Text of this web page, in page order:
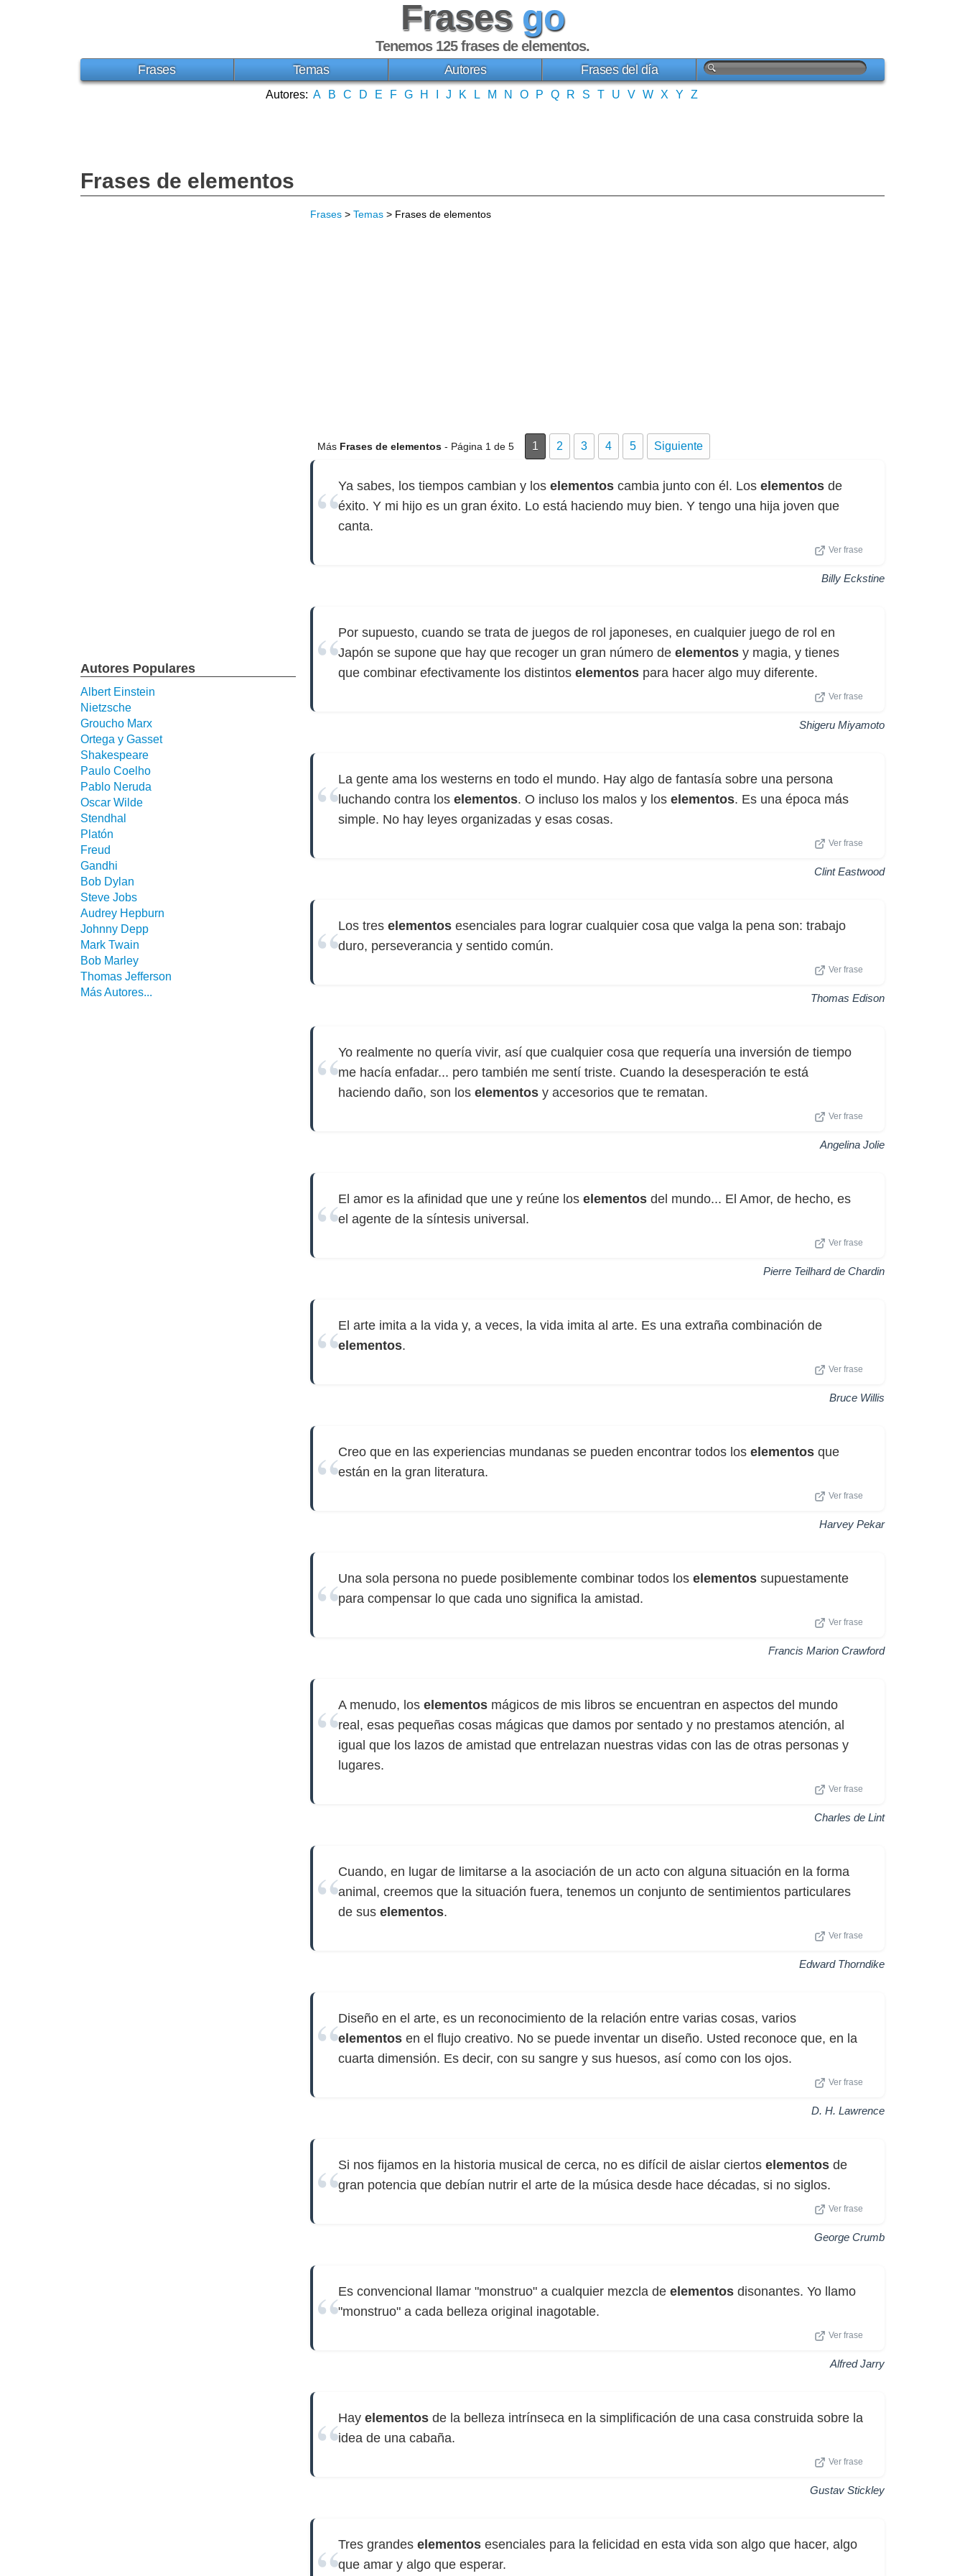
Frases go
Tenemos 125frases de elementos.
Frases Temas Autores Frases del día
Autores: A B C D E F G H J K L M N O P Q R S T U V W X Y Z
Frases de elementos
Frases > Temas > Frases de elementos
Más Frases de elementos - Página 1 de 5 1 2 3 4 5 Siguiente
Ya sabes, los tiempos cambian y los elementos cambia junto con él. Los elementos de
éxito. Y mi hijo es un gran éxito. Lo está haciendo muy bien. Y tengo una hija joven que
canta.
Ver frase
Billy Eckstine
Por supuesto, cuando se trata de juegos de rol japoneses, en cualquier juego de rol en
Japón se supone que hay que recoger un gran número de elementos y magia, y tienes
que combinar efectivamente los distintos elementos para hacer algo muy diferente.
Ver frase
Shigeru Miyamoto
La gente ama los westerns en todo el mundo. Hay algo de fantasía sobre una persona
luchando contra los elementos. O incluso los malos y los elementos. Es una época más
simple. No hay leyes organizadas y esas cosas.
Ver frase
Clint Eastwood
Los tres elementos esenciales para lograr cualquier cosa que valga la pena son: trabajo
duro, perseverancia y sentido común.
Ver frase
Thomas Edison
Yo realmente no quería vivir, así que cualquier cosa que requería una inversión de tiempo
me hacía enfadar... pero también me sentí triste. Cuando la desesperación te está
haciendo daño, son los elementos y accesorios que te rematan.
Ver frase
Angelina Jolie
El amor es la afinidad que une y reúne los elementos del mundo... El Amor, de hecho, es
el agente de la síntesis universal.
Ver frase
Pierre Teilhard de Chardin
El arte imita a la vida y, a veces, la vida imita al arte. Es una extraña combinación de
elementos.
Ver frase
Bruce Willis
Creo que en las experiencias mundanas se pueden encontrar todos los elementos que
están en la gran literatura.
Ver frase
Harvey Pekar
Una sola persona no puede posiblemente combinar todos los elementos supuestamente
para compensar lo que cada uno significa la amistad.
Ver frase
Francis Marion Crawford
A menudo, los elementos mágicos de mis libros se encuentran en aspectos del mundo
real, esas pequeñas cosas mágicas que damos por sentado y no prestamos atención, al
igual que los lazos de amistad que entrelazan nuestras vidas con las de otras personas y
lugares.
Ver frase
Charles de Lint
Cuando, en lugar de limitarse a la asociación de un acto con alguna situación en la forma
animal, creemos que la situación fuera, tenemos un conjunto de sentimientos particulares
de sus elementos.
Ver frase
Edward Thorndike
Diseño en el arte, es un reconocimiento de la relación entre varias cosas, varios
elementos en el flujo creativo. No se puede inventar un diseño. Usted reconoce que, en la
cuarta dimensión. Es decir, con su sangre y sus huesos, así como con los ojos.
Ver frase
D. H. Lawrence
Si nos fijamos en la historia musical de cerca, no es difícil de aislar ciertos elementos de
gran potencia que debían nutrir el arte de la música desde hace décadas, si no siglos.
Ver frase
George Crumb
Es convencional llamar "monstruo" a cualquier mezcla de elementos disonantes. Yo llamo
"monstruo" a cada belleza original inagotable.
Ver frase
Alfred Jarry
Hay elementos de la belleza intrínseca en la simplificación de una casa construida sobre la
idea de una cabaña.
Ver frase
Gustav Stickley
Tres grandes elementos esenciales para la felicidad en esta vida son algo que hacer, algo
que amar y algo que esperar.
Autores Populares
Albert Einstein
Nietzsche
Groucho Marx
Ortega y Gasset
Shakespeare
Paulo Coelho
Pablo Neruda
Oscar Wilde
Stendhal
Platón
Freud
Gandhi
Bob Dylan
Steve Jobs
Audrey Hepburn
Johnny Depp
Mark Twain
Bob Marley
Thomas Jefferson
Más Autores...